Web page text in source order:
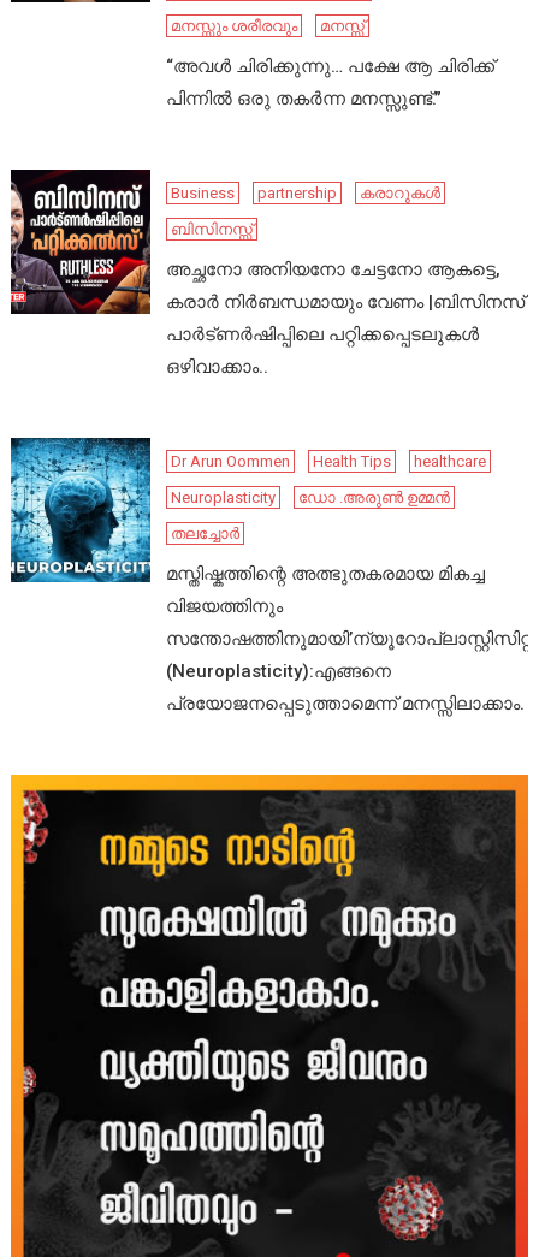
മനസ്സും ശരീരവും
മനസ്സ്
“അവൾ ചിരിക്കുന്നു… പക്ഷേ ആ ചിരിക്ക്
പിന്നിൽ ഒരു തകർന്ന മനസ്സുണ്ട്.”
Business partnership
കരാറുകൾ
ബിസിനസ്സ്
അച്ഛനോ അനിയനോ ചേട്ടനോ ആകട്ടെ,
കരാർ നിർബന്ധമായും വേണം |ബിസിനസ്
പാർട്ണർഷിപ്പിലെ പറ്റിക്കപ്പെടലുകൾ
ഒഴിവാക്കാം..
Dr Arun Oommen Health Tips
healthcare
Neuroplasticity
ഡോ .അരുൺ ഉമ്മൻ
തലച്ചോർ
മസ്തിഷ്കത്തിന്റെ അത്ഭുതകരമായ മികച്ച
വിജയത്തിനും
സന്തോഷത്തിനുമായി’ന്യൂറോപ്ലാസ്റ്റിസിറ്റി’
(Neuroplasticity):എങ്ങനെ
പ്രയോജനപ്പെടുത്താമെന്ന് മനസ്സിലാക്കാം.